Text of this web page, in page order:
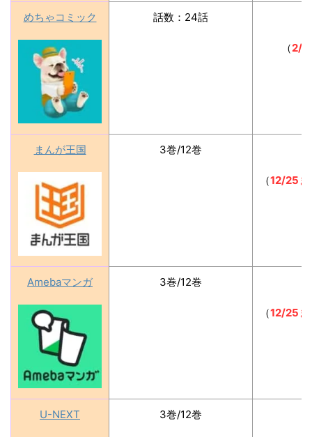
めちゃコミック 話数：24話
（2/3
まんが王国 3巻/12巻
（12/25ま
Amebaマンガ 3巻/12巻
（12/25ま
U-NEXT 3巻/12巻